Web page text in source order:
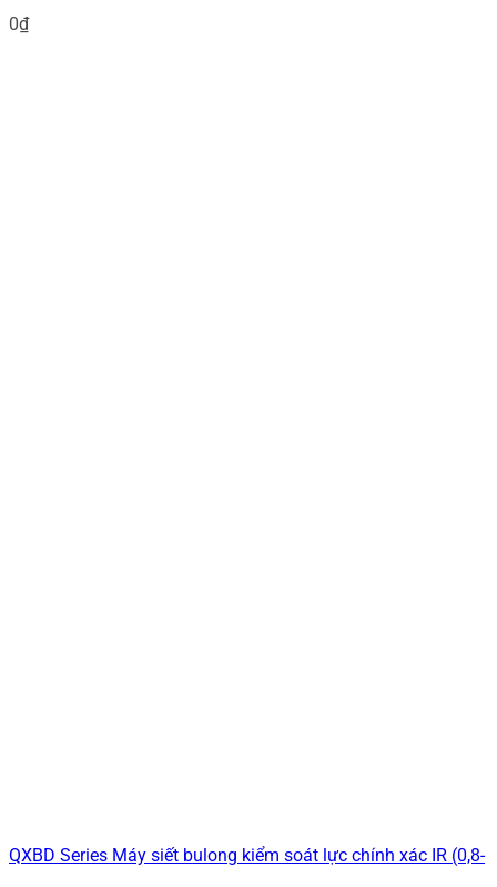
0₫
QXBD Series Máy siết bulong kiểm soát lực chính xác IR (0,8-